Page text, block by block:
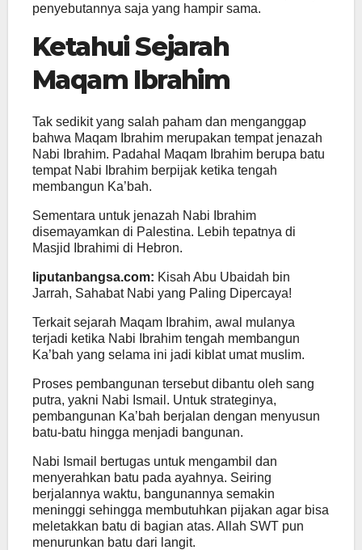
penyebutannya saja yang hampir sama.
Ketahui Sejarah
Maqam Ibrahim
Tak sedikit yang salah paham dan menganggap
bahwa Maqam Ibrahim merupakan tempat jenazah
Nabi Ibrahim. Padahal Maqam Ibrahim berupa batu
tempat Nabi Ibrahim berpijak ketika tengah
membangun Ka’bah.
Sementara untuk jenazah Nabi Ibrahim
disemayamkan di Palestina. Lebih tepatnya di
Masjid Ibrahimi di Hebron.
liputanbangsa.com: Kisah Abu Ubaidah bin
Jarrah, Sahabat Nabi yang Paling Dipercaya!
Terkait sejarah Maqam Ibrahim, awal mulanya
terjadi ketika Nabi Ibrahim tengah membangun
Ka’bah yang selama ini jadi kiblat umat muslim.
Proses pembangunan tersebut dibantu oleh sang
putra, yakni Nabi Ismail. Untuk strateginya,
pembangunan Ka’bah berjalan dengan menyusun
batu-batu hingga menjadi bangunan.
Nabi Ismail bertugas untuk mengambil dan
menyerahkan batu pada ayahnya. Seiring
berjalannya waktu, bangunannya semakin
meninggi sehingga membutuhkan pijakan agar bisa
meletakkan batu di bagian atas. Allah SWT pun
menurunkan batu dari langit.